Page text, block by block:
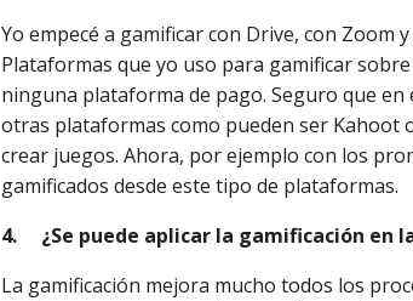
Yo empecé a gamificar con Drive, con Zoom
Plataformas que yo uso para gamificar
ninguna plataforma de pago. Seguro que en
otras plataformas como pueden ser Kahoot
crear juegos. Ahora, por ejemplo con los
gamificados desde este tipo de plataformas.
4. ¿Se puede aplicar la gamificación en
La gamificación mejora mucho todos los